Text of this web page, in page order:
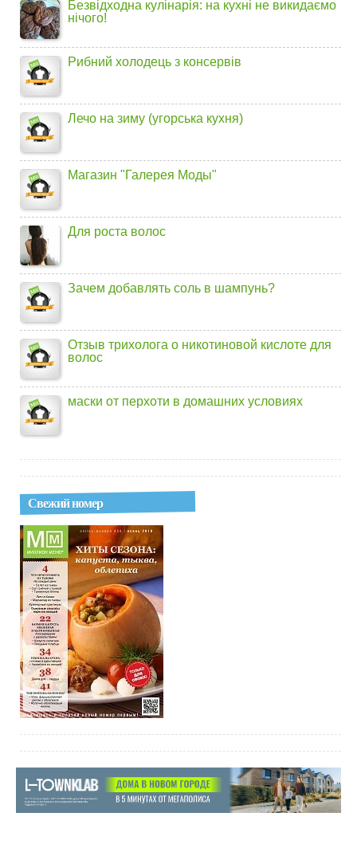
Безвідходна кулінарія: на кухні не викидаємо
нічого!
Рибний холодець з консервів
Лечо на зиму (угорська кухня)
Магазин "Галерея Моды"
Для роста волос
Зачем добавлять соль в шампунь?
Отзыв трихолога о никотиновой кислоте для
волос
маски от перхоти в домашних условиях
Свежий номер